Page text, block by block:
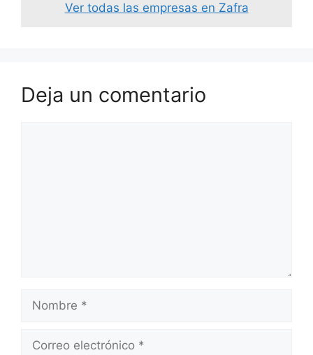
Ver todas las empresas en Zafra
Deja un comentario
Nombre
Correo